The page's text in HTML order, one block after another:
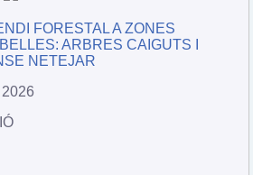
FORESTAL A ZONES
ARBRES CAIGUTS I
NETEJAR